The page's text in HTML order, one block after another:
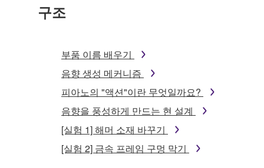
구조
부품 이름 배우기
음향 생성 메커니즘
피아노의 "액션"이란 무엇일까요?
음향을 풍성하게 만드는 현 설계
[실험 1] 해머 소재 바꾸기
[실험 2] 금속 프레임 구멍 막기